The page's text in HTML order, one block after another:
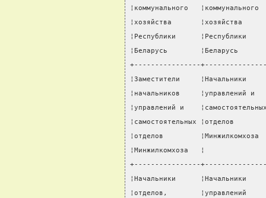
¦коммунального
¦хозяйства
¦Республики
¦Беларусь
+----------------
¦Заместители
¦начальников
¦управлений и
¦самостоятельных
¦отделов
¦Минжилкомхоза   ¦
+----------------
¦Начальники
¦отделов,